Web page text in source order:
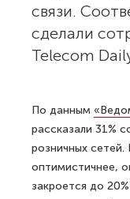
связи.
сделали
Telecom
По данным
рассказали 31%
розничных
оптимистичнее,
закроется до